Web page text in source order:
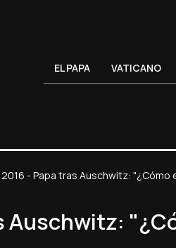
EL PAPA VATICANO
- Papa tras Auschwitz:
Auschwitz: